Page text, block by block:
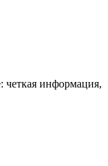
четкая информация,